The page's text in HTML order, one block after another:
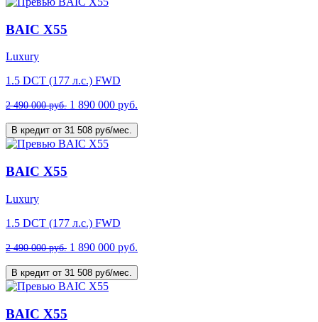
BAIC X55
Luxury
1.5 DCT (177 л.с.) FWD
2 490 000 руб. 1 890 000 руб.
В кредит от 31 508 руб/мес.
BAIC X55
Luxury
1.5 DCT (177 л.с.) FWD
2 490 000 руб. 1 890 000 руб.
В кредит от 31 508 руб/мес.
BAIC X55